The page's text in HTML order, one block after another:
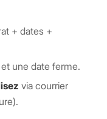
+ dates +
une date ferme.
via courrier